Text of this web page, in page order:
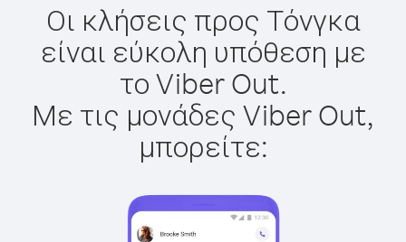
Οι κλήσεις προς Τόνγκα
είναι εύκολη υπόθεση με
το Viber Out.
Με τις μονάδες Viber Out,
μπορείτε: